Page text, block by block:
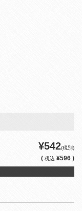
¥542(税別)
( 税込 ¥596 )